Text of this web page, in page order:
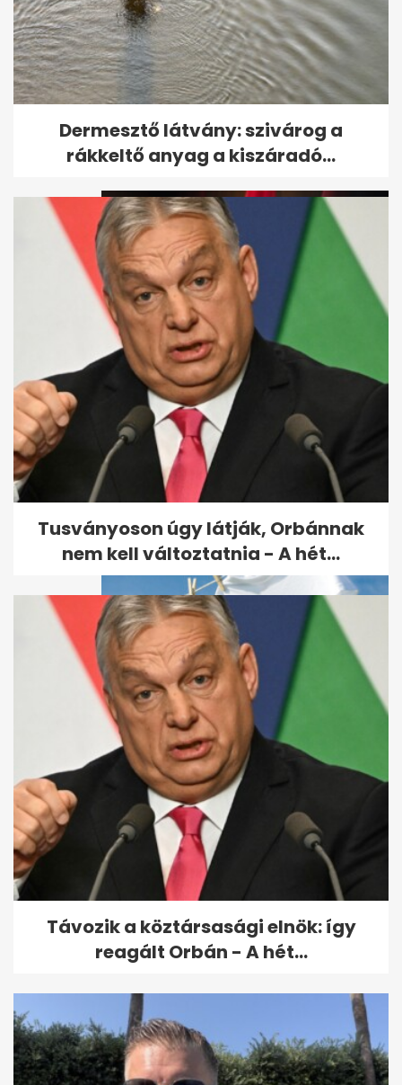
Magyar Péter bejelentette:
Vége az önkéntes...
Magyar Péter bizonyítékot
vett elő: Orbánék évek óta
tudtak...
Sárga izzadságfolt a fehér
pólón? Ez az olcsó házi
módszer...
Dermesztő látvány: szivárog a
rákkeltő anyag a kiszáradó...
Tusványoson úgy látják, Orbánnak
nem kell változtatnia - A hét...
Távozik a köztársasági elnök: így
reagált Orbán - A hét...